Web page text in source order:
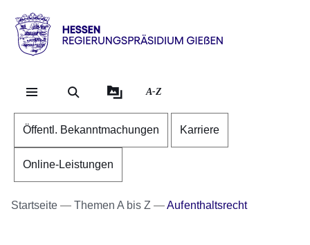
Direkt zum Kopf der
Direkt zum Inhalt
Direkt zum Fuß der
Hessen
RP
A-Z
Öffentl. Bekanntmachungen Karriere
Online-Leistungen
Startseite Themen A bis Z Aufenthaltsrecht